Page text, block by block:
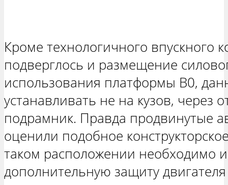
Кроме технологичного впускного
подверглось и размещение
использования платформы В0,
устанавливать не на кузов, через
подрамник. Правда продвинутые
оценили подобное
таком расположении необходимо
дополнительную защиту